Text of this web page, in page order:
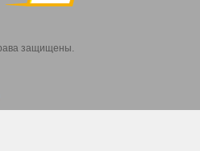
защищены.